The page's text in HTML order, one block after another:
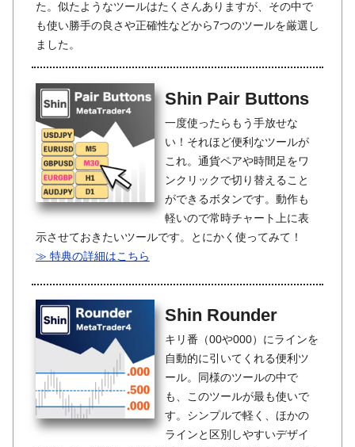
た。似たようなツールはたくさんありますが、その中で
も使い勝手の良さや正確性などから7つのツールを厳選し
ました。
Shin Pair Buttons
一度使ったらもう手放せな
い！それほど便利なツールが
これ。通貨ペアや時間足をワ
ンクリックで切り替えること
ができるボタンです。動作も
軽いので常時チャート上に表
示させておきたいツールです。とにかく使ってみて！
≫ 特典の詳細はこちら
Shin Rounder
キリ番（00や000）にラインを
自動的に引いてくれる便利ツ
ール。同様のツールの中で
も、このツールが最も使いで
す。シンプルで軽く、ほかの
ラインと区別しやすいデザイ